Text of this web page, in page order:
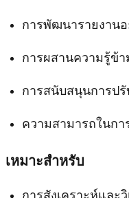
การพัฒนารายงาน
การผสานความรู้ข้า
การสนับสนุนการป
ความสามารถในกา
เหมาะสำหรับ